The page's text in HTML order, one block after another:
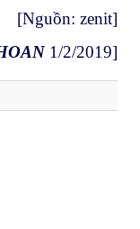
[Nguồn: zenit]
N1/2/2019]